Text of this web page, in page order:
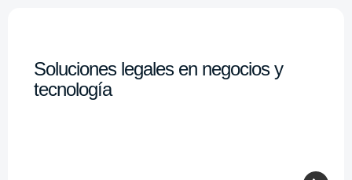
Soluciones legales en negocios y
tecnología